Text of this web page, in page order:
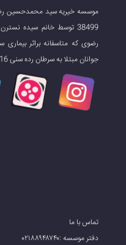
38499 توسط خانم سیده
رضوی که متاسفانه براثر
جوانان مبتلا به سرطان رده سنی 16-30 سال تاسیس شده است.
تماس با ما
دفتر موسسه :۰۲۱۸۸۹۴۸۷۴۰